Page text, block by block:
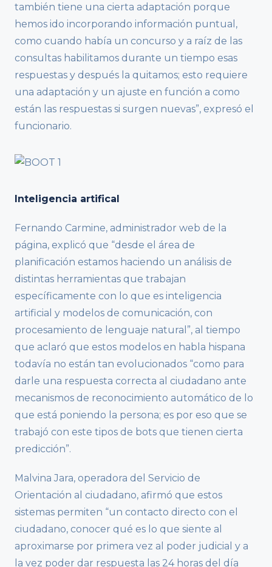
también tiene una cierta adaptación porque
hemos ido incorporando información puntual,
como cuando había un concurso y a raíz de las
consultas habilitamos durante un tiempo esas
respuestas y después la quitamos; esto requiere
una adaptación y un ajuste en función a como
están las respuestas si surgen nuevas”, expresó el
funcionario.
Inteligencia artifical
Fernando Carmine, administrador web de la
página, explicó que “desde el área de
planificación estamos haciendo un análisis de
distintas herramientas que trabajan
específicamente con lo que es inteligencia
artificial y modelos de comunicación, con
procesamiento de lenguaje natural”, al tiempo
que aclaró que estos modelos en habla hispana
todavía no están tan evolucionados “como para
darle una respuesta correcta al ciudadano ante
mecanismos de reconocimiento automático de lo
que está poniendo la persona; es por eso que se
trabajó con este tipos de bots que tienen cierta
predicción”.
Malvina Jara, operadora del Servicio de
Orientación al ciudadano, afirmó que estos
sistemas permiten “un contacto directo con el
ciudadano, conocer qué es lo que siente al
aproximarse por primera vez al poder judicial y a
la vez poder dar respuesta las 24 horas del día